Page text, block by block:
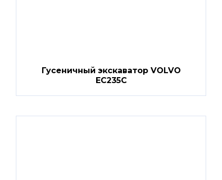
Гусеничный экскаватор VOLVO
EC235C